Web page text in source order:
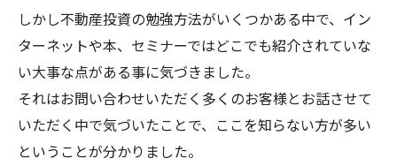
しかし不動産投資の勉強方法がいくつかある中で、イン
ターネットや本、セミナーではどこでも紹介されていな
い大事な点がある事に気づきました。
それはお問い合わせいただく多くのお客様とお話させて
いただく中で気づいたことで、ここを知らない方が多い
ということが分かりました。